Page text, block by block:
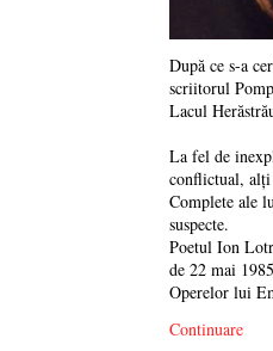
După ce s-a
scriitorul
Lacul
La fel de
conflictual,
Complete ale
suspecte.
Poetul Ion
de 22 mai
Operelor lui
Continuare